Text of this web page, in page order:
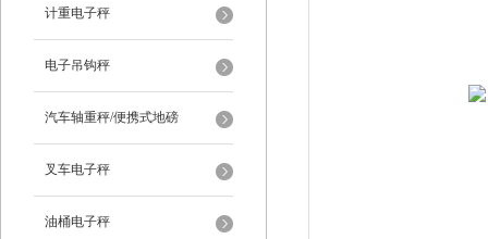
计重电子秤
电子吊钩秤
汽车轴重秤/便携式地磅
叉车电子秤
油桶电子秤